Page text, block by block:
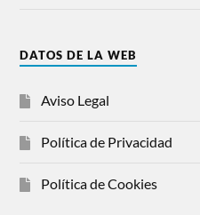
DATOS DE LA WEB
Aviso Legal
Política de Privacidad
Política de Cookies